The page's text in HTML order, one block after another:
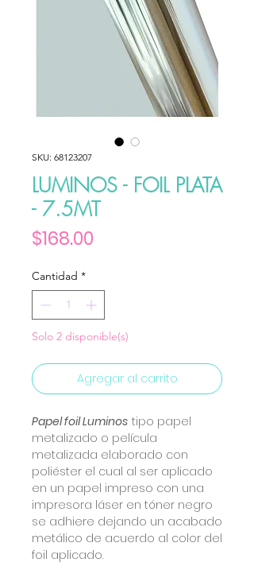
SKU: 68123207
LUMINOS - FOIL PLATA
- 7.5MT
$168.00
Cantidad *
Solo 2 disponible(s)
Agregar al carrito
Papel foil Luminos tipo papel
metalizado o película
metalizada elaborado con
poliéster el cual al ser aplicado
en un papel impreso con una
impresora láser en tóner negro
se adhiere dejando un acabado
metálico de acuerdo al color del
foil aplicado.